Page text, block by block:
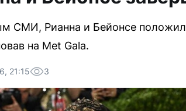
СМИ, Рианна и Бейонсе
на Met Gala.
21:15 3